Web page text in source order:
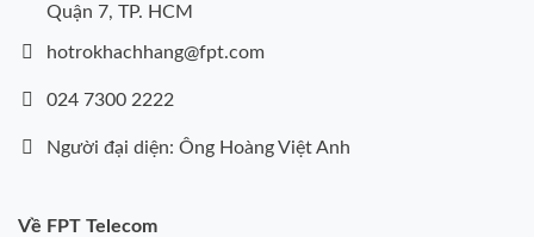
Quận 7, TP. HCM
hotrokhachhang@fpt.com
024 7300 2222
Người đại diện: Ông Hoàng Việt Anh
Về FPT Telecom